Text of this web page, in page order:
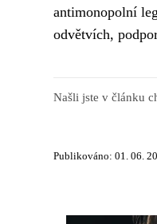
antimonopolní
odvětvích,
Našli jste v článku
Publikováno: 01. 06.